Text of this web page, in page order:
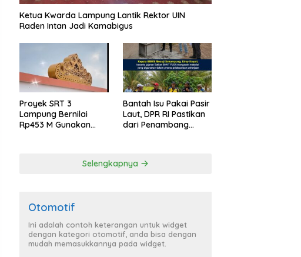
Ketua Kwarda Lampung Lantik Rektor UIN
Raden Intan Jadi Kamabigus
Proyek SRT 3
Lampung Bernilai
Rp453 M Gunakan
Bantah Isu Pakai Pasir
Laut, DPR RI Pastikan
dari Penambang
Sesuai Spesifikasi
Selengkapnya
Otomotif
Ini adalah contoh keterangan untuk widget
dengan kategori otomotif, anda bisa dengan
mudah memasukkannya pada widget.